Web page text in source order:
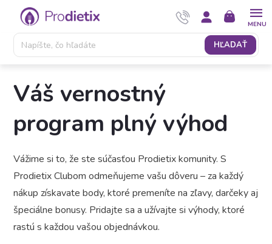
Prejsť
obsah
HĽADAŤ
NÁKUPNÝ
KOŠÍK
Váš vernostný
program plný výhod
Vážime si to, že ste súčasťou Prodietix komunity. S
Prodietix Clubom odmeňujeme vašu dôveru – za každý
nákup získavate body, ktoré premeníte na zľavy, darčeky aj
špeciálne bonusy. Pridajte sa a užívajte si výhody, ktoré
rastú s každou vašou objednávkou.